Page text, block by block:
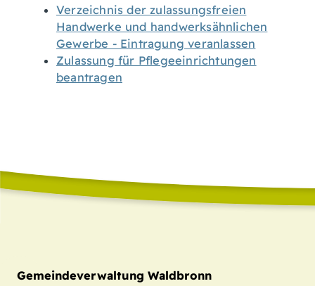
Verzeichnis der zulassungsfreien
Handwerke und handwerksähnlichen
Gewerbe - Eintragung veranlassen
Zulassung für Pflegeeinrichtungen
beantragen
Gemeindeverwaltung Waldbronn